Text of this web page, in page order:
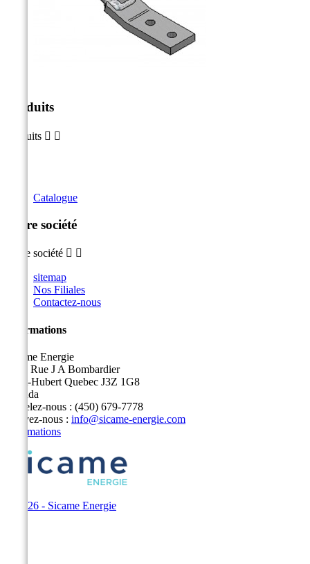
Produits
Produits  
Catalogue
Notre société
Notre société  
sitemap
Nos Filiales
Contactez-nous
Informations
Sicame Energie
5400 Rue J A Bombardier
Saint-Hubert Quebec J3Z 1G8
Canada
Appelez-nous : (450) 679-7778
Écrivez-nous : info@sicame-energie.com
Informations
© 2026 - Sicame Energie